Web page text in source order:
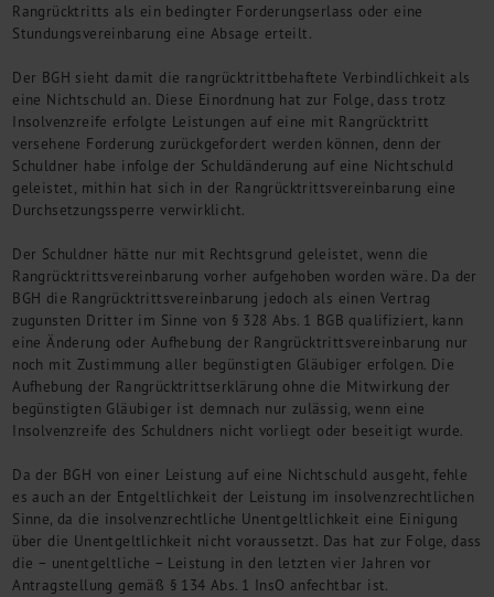
Rangrücktritts als ein bedingter Forderungserlass oder eine
Stundungsvereinbarung eine Absage erteilt.
Der BGH sieht damit die rangrücktrittbehaftete Verbindlichkeit als
eine Nichtschuld an. Diese Einordnung hat zur Folge, dass trotz
Insolvenzreife erfolgte Leistungen auf eine mit Rangrücktritt
versehene Forderung zurückgefordert werden können, denn der
Schuldner habe infolge der Schuldänderung auf eine Nichtschuld
geleistet, mithin hat sich in der Rangrücktrittsvereinbarung eine
Durchsetzungssperre verwirklicht.
Der Schuldner hätte nur mit Rechtsgrund geleistet, wenn die
Rangrücktrittsvereinbarung vorher aufgehoben worden wäre. Da der
BGH die Rangrücktrittsvereinbarung jedoch als einen Vertrag
zugunsten Dritter im Sinne von § 328 Abs. 1 BGB qualifiziert, kann
eine Änderung oder Aufhebung der Rangrücktrittsvereinbarung nur
noch mit Zustimmung aller begünstigten Gläubiger erfolgen. Die
Aufhebung der Rangrücktrittserklärung ohne die Mitwirkung der
begünstigten Gläubiger ist demnach nur zulässig, wenn eine
Insolvenzreife des Schuldners nicht vorliegt oder beseitigt wurde.
Da der BGH von einer Leistung auf eine Nichtschuld ausgeht, fehle
es auch an der Entgeltlichkeit der Leistung im insolvenzrechtlichen
Sinne, da die insolvenzrechtliche Unentgeltlichkeit eine Einigung
über die Unentgeltlichkeit nicht voraussetzt. Das hat zur Folge, dass
die – unentgeltliche – Leistung in den letzten vier Jahren vor
Antragstellung gemäß § 134 Abs. 1 InsO anfechtbar ist.